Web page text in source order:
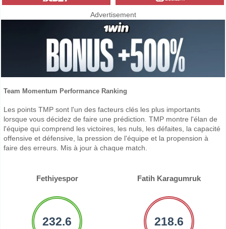
Advertisement
Team Momentum Performance Ranking
Les points TMP sont l'un des facteurs clés les plus importants
lorsque vous décidez de faire une prédiction. TMP montre l'élan de
l'équipe qui comprend les victoires, les nuls, les défaites, la capacité
offensive et défensive, la pression de l'équipe et la propension à
faire des erreurs. Mis à jour à chaque match.
Fethiyespor Fatih Karagumruk
232.6 218.6